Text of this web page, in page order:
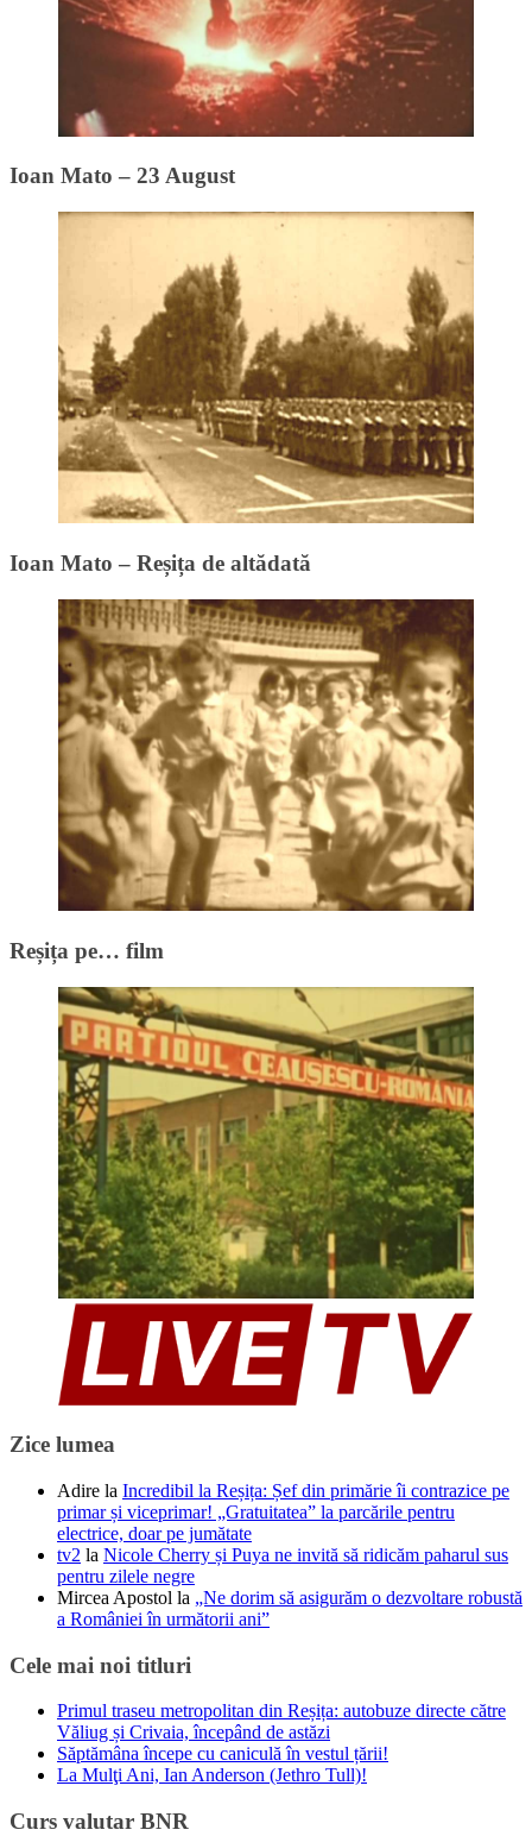
Ioan Mato – 23 August
Ioan Mato – Reșița de altădată
Reșița pe… film
Zice lumea
Adire la Incredibil la Reșița: Șef din primărie îi contrazice pe
primar și viceprimar! „Gratuitatea” la parcările pentru
electrice, doar pe jumătate
tv2 la Nicole Cherry și Puya ne invită să ridicăm paharul sus
pentru zilele negre
Mircea Apostol la „Ne dorim să asigurăm o dezvoltare robustă
a României în următorii ani”
Cele mai noi titluri
Primul traseu metropolitan din Reșița: autobuze directe către
Văliug și Crivaia, începând de astăzi
Săptămâna începe cu caniculă în vestul țării!
La Mulţi Ani, Ian Anderson (Jethro Tull)!
Curs valutar BNR